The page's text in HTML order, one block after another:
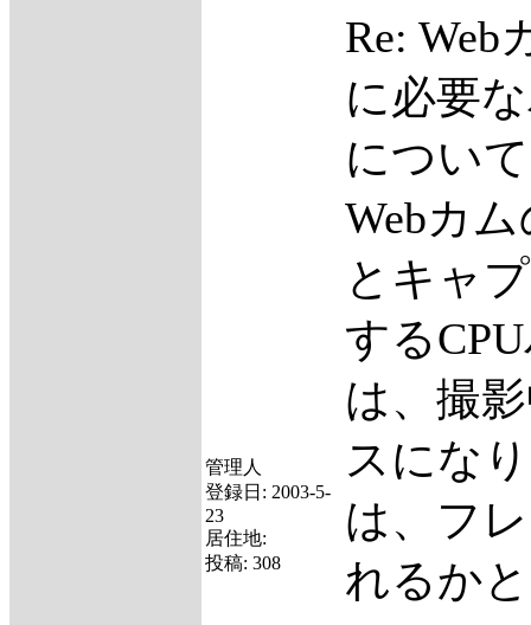
管理人
登録日: 2003-5-
23
居住地:
投稿: 308
Re: Web
に必要
について
Webカ
とキャ
する
は、撮
スにな
は、フ
れるか